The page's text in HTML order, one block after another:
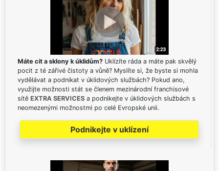
Máte cit a sklony k úklidům? Uklízíte ráda a máte pak skvělý
pocit z té zářivé čistoty a vůně? Myslíte si, že byste si mohla
vydělávat a podnikat v úklidových službách? Pokud ano,
využijte možnosti stát se členem mezinárodní franchisové
sítě EXTRA SERVICES a podnikejte v úklidových službách s
neomezenými možnostmi po celé Evropské unii.
Podnikejte v uklízení